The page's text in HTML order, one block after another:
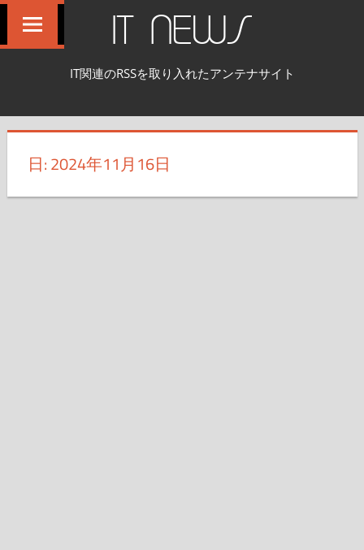
へ
ッ
IT NEWS
IT関連のRSSを取り入れたアンテナサイト
日:2024年11月16日